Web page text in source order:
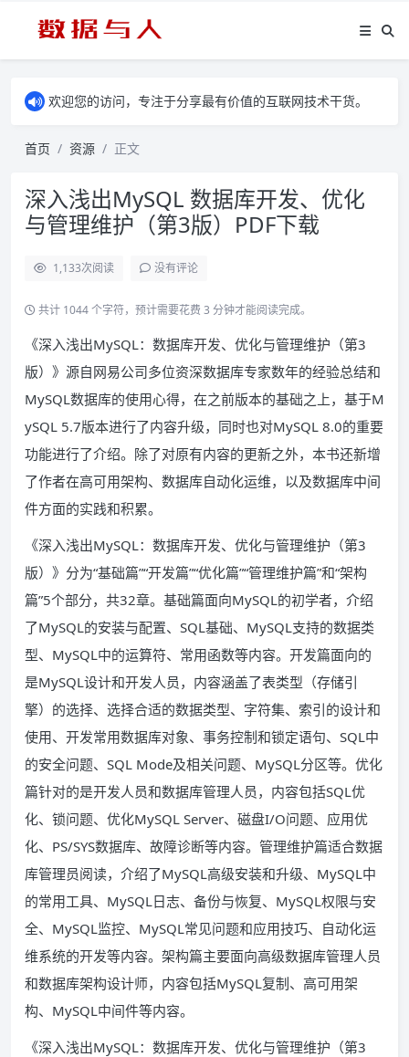
欢迎您的访问，专注于分享最有价值的互联网技术干货。
首页 资源 正文
深入浅出MySQL 数据库开发、优化
与管理维护（第3版）PDF下载
1,133次阅读 没有评论
共计 1044 个字符，预计需要花费 3 分钟才能阅读完成。
《深入浅出MySQL：数据库开发、优化与管理维护（第3
版）》源自网易公司多位资深数据库专家数年的经验总结和
MySQL数据库的使用心得，在之前版本的基础之上，基于M
ySQL 5.7版本进行了内容升级，同时也对MySQL 8.0的重要
功能进行了介绍。除了对原有内容的更新之外，本书还新增
了作者在高可用架构、数据库自动化运维，以及数据库中间
件方面的实践和积累。
《深入浅出MySQL：数据库开发、优化与管理维护（第3
版）》分为“基础篇”“开发篇”“优化篇”“管理维护篇”和“架构
篇”5个部分，共32章。基础篇面向MySQL的初学者，介绍
了MySQL的安装与配置、SQL基础、MySQL支持的数据类
型、MySQL中的运算符、常用函数等内容。开发篇面向的
是MySQL设计和开发人员，内容涵盖了表类型（存储引
擎）的选择、选择合适的数据类型、字符集、索引的设计和
使用、开发常用数据库对象、事务控制和锁定语句、SQL中
的安全问题、SQL Mode及相关问题、MySQL分区等。优化
篇针对的是开发人员和数据库管理人员，内容包括SQL优
化、锁问题、优化MySQL Server、磁盘I/O问题、应用优
化、PS/SYS数据库、故障诊断等内容。管理维护篇适合数据
库管理员阅读，介绍了MySQL高级安装和升级、MySQL中
的常用工具、MySQL日志、备份与恢复、MySQL权限与安
全、MySQL监控、MySQL常见问题和应用技巧、自动化运
维系统的开发等内容。架构篇主要面向高级数据库管理人员
和数据库架构设计师，内容包括MySQL复制、高可用架
构、MySQL中间件等内容。
《深入浅出MySQL：数据库开发、优化与管理维护（第3